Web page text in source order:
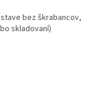
bez škrabancov,
skladovaní)